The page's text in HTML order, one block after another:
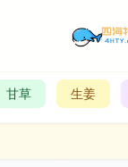
甘草 生姜